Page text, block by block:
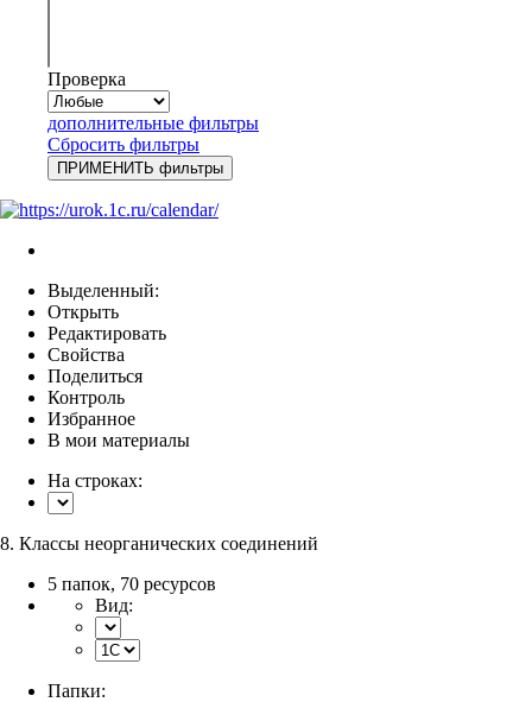
Проверка
дополнительные фильтры
Сбросить фильтры
Выделенный:
Открыть
Редактировать
Свойства
Поделиться
Контроль
Избранное
В мои материалы
На строках:
8. Классы неорганических соединений
5 папок, 70 ресурсов
Вид:
Папки: